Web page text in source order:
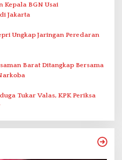
Kepala BGN Usai
Jakarta
Ungkap Jaringan Peredaran
Barat Ditangkap Bersama
Tukar Valas, KPK Periksa